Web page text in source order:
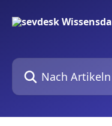
Nach Artikeln suchen …